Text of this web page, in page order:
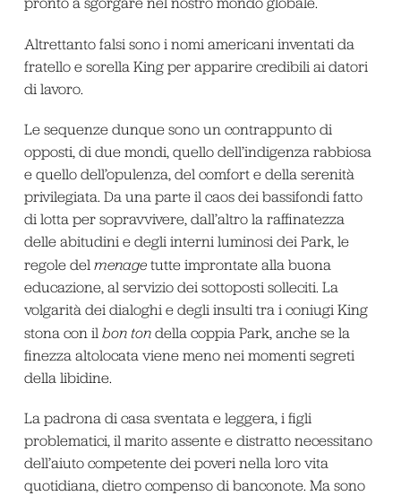
Altrettanto falsi sono i nomi americani inventati da
fratello e sorella King per apparire credibili ai datori
di lavoro.
Le sequenze dunque sono un contrappunto di
opposti, di due mondi, quello dell’indigenza rabbiosa
e quello dell’opulenza, del comfort e della serenità
privilegiata. Da una parte il caos dei bassifondi fatto
di lotta per sopravvivere, dall’altro la raffinatezza
delle abitudini e degli interni luminosi dei Park, le
regole del menagetutte improntate alla buona
educazione, al servizio dei sottoposti solleciti. La
volgarità dei dialoghi e degli insulti tra i coniugi King
stona con il bon tondella coppia Park, anche se la
finezza altolocata viene meno nei momenti segreti
della libidine.
La padrona di casa sventata e leggera, i figli
problematici, il marito assente e distratto necessitano
dell’aiuto competente dei poveri nella loro vita
quotidiana, dietro compenso di banconote. Ma sono